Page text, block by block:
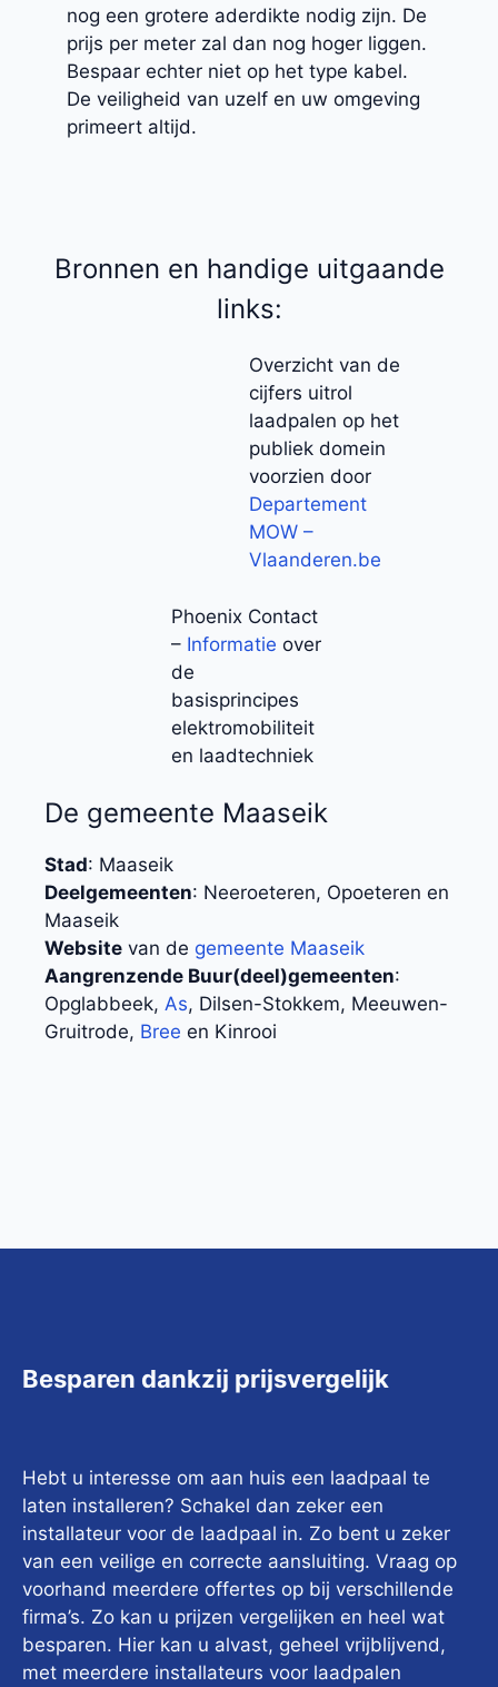
nog een grotere aderdikte nodig zijn. De
prijs per meter zal dan nog hoger liggen.
Bespaar echter niet op het type kabel.
De veiligheid van uzelf en uw omgeving
primeert altijd.
Bronnen en handige uitgaande
links:
Overzicht van de
cijfers uitrol
laadpalen op het
publiek domein
voorzien door
Departement
MOW –
Vlaanderen.be
Phoenix Contact
– Informatie over
de
basisprincipes
elektromobiliteit
en laadtechniek
De gemeente Maaseik
Stad: Maaseik
Deelgemeenten: Neeroeteren, Opoeteren en
Maaseik
Website van de gemeente Maaseik
Aangrenzende Buur(deel)gemeenten:
Opglabbeek, As, Dilsen-Stokkem, Meeuwen-
Gruitrode, Bree en Kinrooi
Besparen dankzij prijsvergelijk
Hebt u interesse om aan huis een laadpaal te
laten installeren? Schakel dan zeker een
installateur voor de laadpaal in. Zo bent u zeker
van een veilige en correcte aansluiting. Vraag op
voorhand meerdere offertes op bij verschillende
firma’s. Zo kan u prijzen vergelijken en heel wat
besparen. Hier kan u alvast, geheel vrijblijvend,
met meerdere installateurs voor laadpalen